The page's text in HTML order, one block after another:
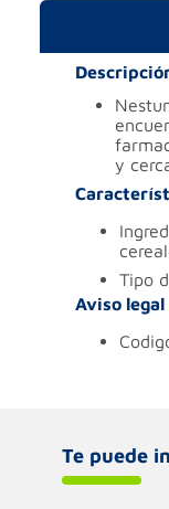
nestum uso alimentos infantiles.
y
tipo
Aviso legal
Te puede